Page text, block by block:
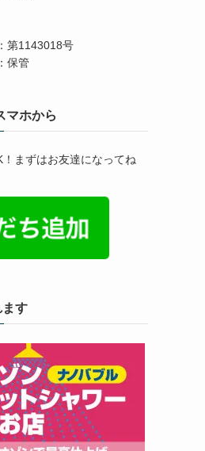
第1143018号
保管
マホから
まずはお友達になってね
す